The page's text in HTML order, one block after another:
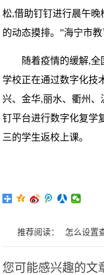
松,借助钉钉进行晨午
的动态摸排。”海宁市
随着疫情的缓解,
学校正在通过数字化技
兴、金华,丽水、衢州、
钉平台进行数字化复学
三的学生返校上课。
推荐阅读： 怎么设置
您可能感兴趣的文